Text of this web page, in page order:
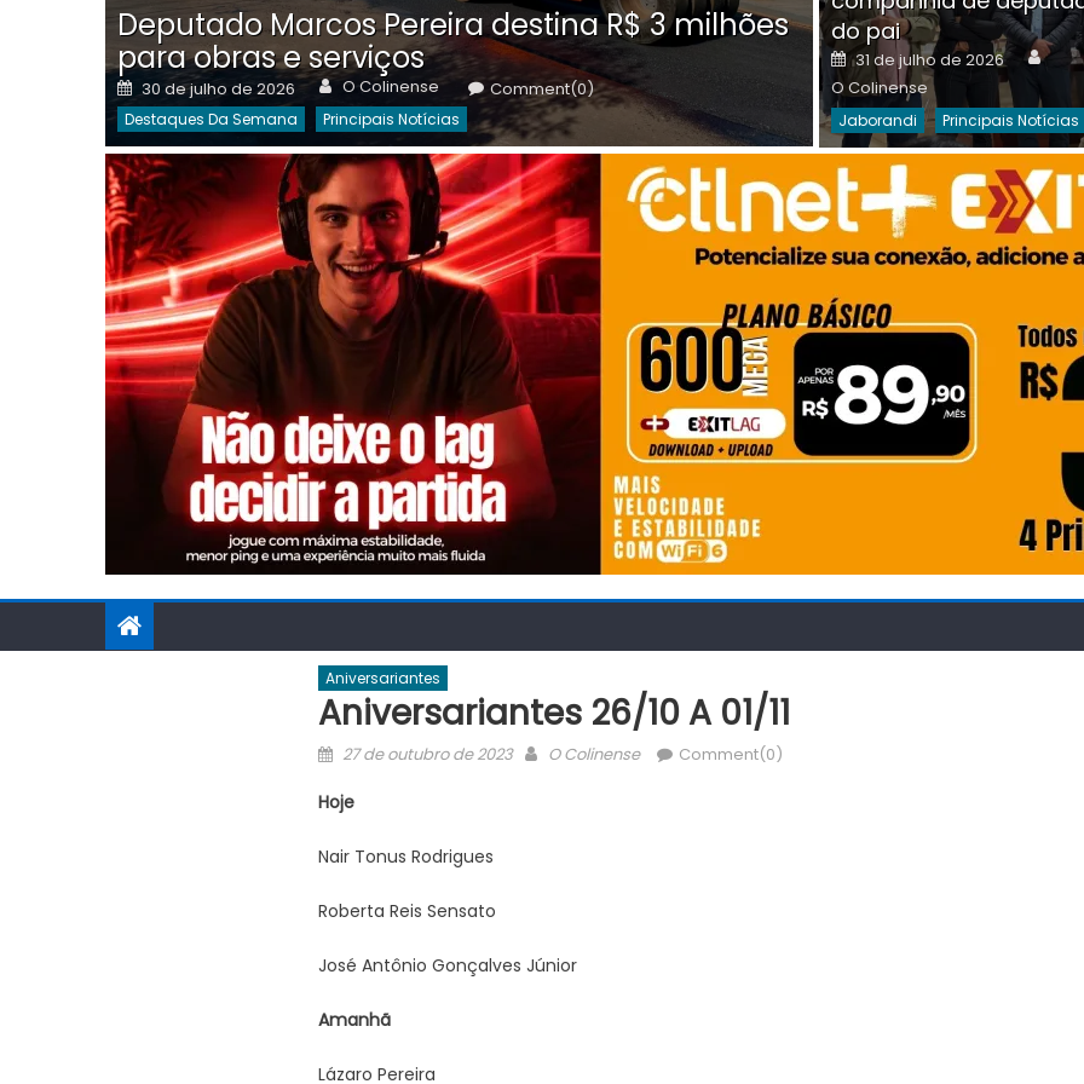
Deputado Marcos Pereira destina R$ 3 milhões
para obras e serviços
Posted
on
30 de julho de 2026 Author
O Colinense Comment(0)
Destaques Da Semana Principais Notícias
on
30 de julho de 2026 O
Destaques Da Semana
do pai
Posted
on
31 de julho de 2026
O Colinense
Jaborandi Principais Notícias
Aniversariantes
Aniversariantes 26/10 A 01/11
Posted
27 de outubro de 2023 Author
O Colinense Comment(0)
Hoje
Nair Tonus Rodrigues
Roberta Reis Sensato
José Antônio Gonçalves Júnior
Amanhã
Lázaro Pereira